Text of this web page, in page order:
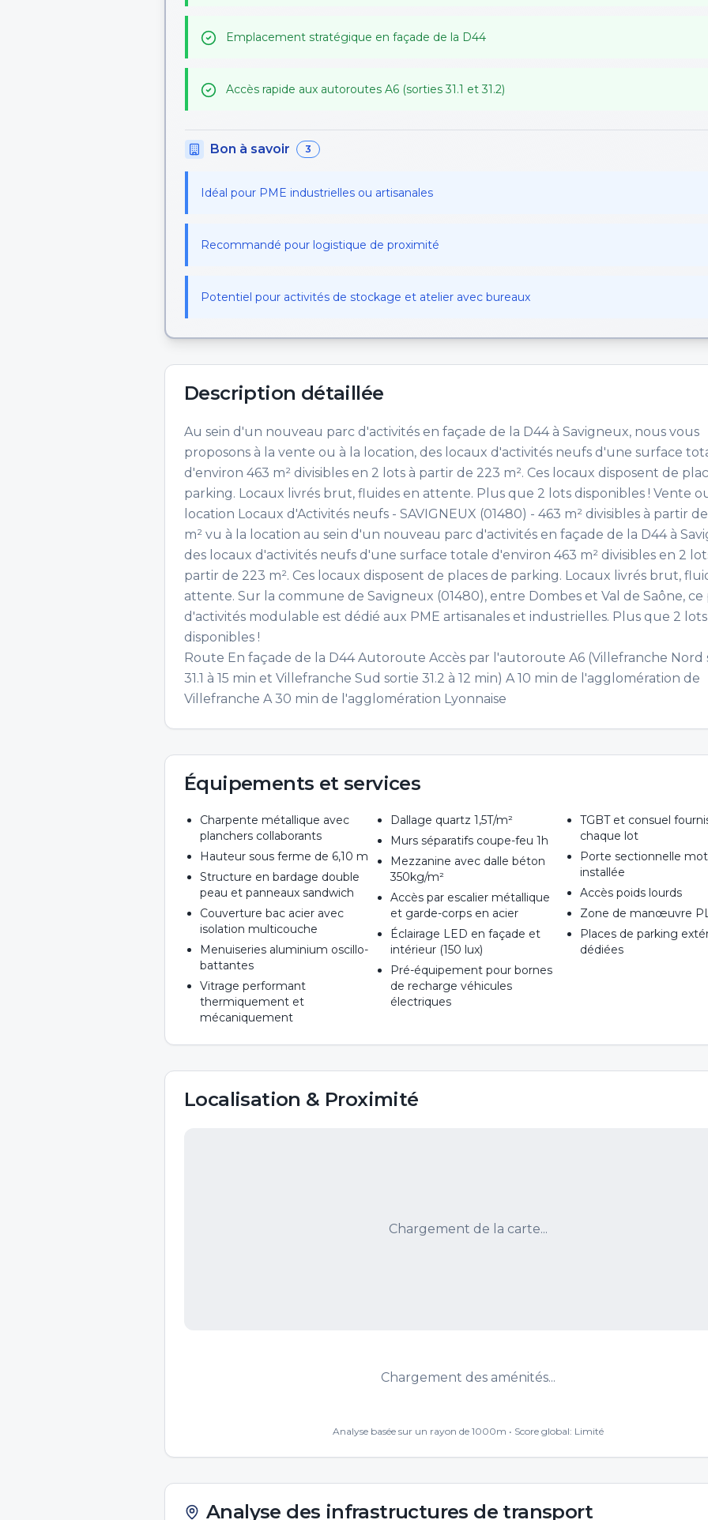
Emplacement stratégique en façade de la D44
Accès rapide aux autoroutes A6 (sorties 31.1 et 31.2)
Bon à savoir 3
Idéal pour PME industrielles ou artisanales
Recommandé pour logistique de proximité
Potentiel pour activités de stockage et atelier avec bureaux
Description détaillée
Au sein d'un nouveau parc d'activités en façade de la D44 à Savigneux, nous vous
proposons à la vente ou à la location, des locaux d'activités neufs d'une surface
d'environ 463 m² divisibles en 2 lots à partir de 223 m². Ces locaux disposent de
parking. Locaux livrés brut, fluides en attente. Plus que 2 lots disponibles ! Vente
location Locaux d'Activités neufs - SAVIGNEUX (01480) - 463 m² divisibles à partir
m² vu à la location au sein d'un nouveau parc d'activités en façade de la D44 à
des locaux d'activités neufs d'une surface totale d'environ 463 m² divisibles en 2
partir de 223 m². Ces locaux disposent de places de parking. Locaux livrés brut,
attente. Sur la commune de Savigneux (01480), entre Dombes et Val de Saône, ce
d'activités modulable est dédié aux PME artisanales et industrielles. Plus que 2 lots
disponibles !
Route En façade de la D44 Autoroute Accès par l'autoroute A6 (Villefranche Nord
31.1 à 15 min et Villefranche Sud sortie 31.2 à 12 min) A 10 min de l'agglomération de
Villefranche A 30 min de l'agglomération Lyonnaise
Équipements et services
Charpente métallique avec
planchers collaborants
Hauteur sous ferme de 6,10 m
Structure en bardage double
peau et panneaux sandwich
Couverture bac acier avec
isolation multicouche
Menuiseries aluminium oscillo-
battantes
Vitrage performant
thermiquement et
mécaniquement
Dallage quartz 1,5T/m²
Murs séparatifs coupe-feu 1h
Mezzanine avec dalle béton
350kg/m²
Accès par escalier métallique
et garde-corps en acier
Éclairage LED en façade et
intérieur (150 lux)
Pré-équipement pour bornes
de recharge véhicules
électriques
TGBT et consuel
chaque lot
Porte sectionnelle
installée
Accès poids lourds
Zone de manœuvre
Places de parking
dédiées
Localisation & Proximité
Chargement de la carte...
Chargement des aménités...
Analyse basée sur un rayon de 1000m • Score global: Limité
Analyse des infrastructures de transport